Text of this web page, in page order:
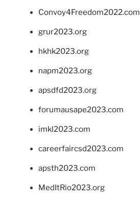
Convoy4Freedom2022.com
grur2023.org
hkhk2023.org
napm2023.org
apsdfd2023.org
forumausape2023.com
imkl2023.com
careerfaircsd2023.com
apsth2023.com
MedItRio2023.org